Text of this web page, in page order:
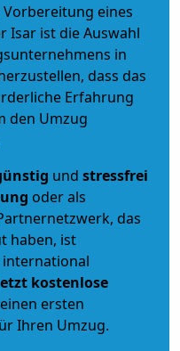
eines
Isar ist die Auswahl
in
dass das
Erfahrung
den Umzug
und stressfrei
oder als
das
haben, ist
kostenlose
ersten
Ihren Umzug.